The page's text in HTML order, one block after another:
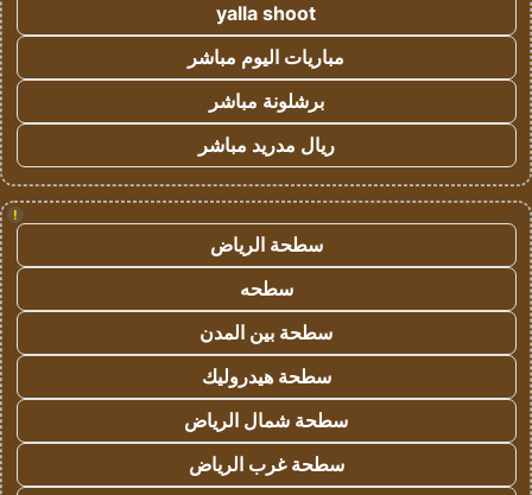
yalla shoot
مباريات اليوم مباشر
برشلونة مباشر
ريال مدريد مباشر
!
سطحة الرياض
سطحه
سطحة بين المدن
سطحة هيدروليك
سطحة شمال الرياض
سطحة غرب الرياض